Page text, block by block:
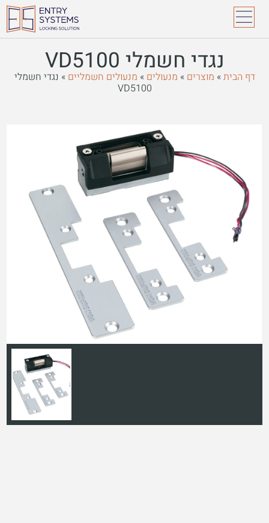
נגדי חשמלי VD5100
דף הבית» מוצרים » מנעולים » מנעולים חשמליים » נגדי חשמלי
VD5100